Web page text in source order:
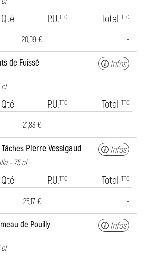
Qté P.U.TTC Total TTC
20,09 € -
de Fuissé Infos
Qté P.U.TTC Total TTC
21,83 € -
Pierre Vessigaud
- 75 cl
Infos
Qté P.U.TTC Total TTC
25,17 € -
de Pouilly Infos